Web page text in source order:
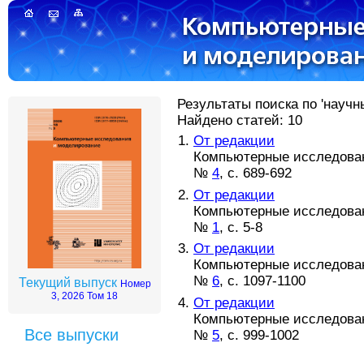
Текущий выпуск Номер
3, 2026 Том 18
Все выпуски
Результаты поиска по
Найдено статей: 10
От редакции
Компьютерные
№ 4, с. 689-692
От редакции
Компьютерные
№ 1, с. 5-8
От редакции
Компьютерные
№ 6, с. 1097-1100
От редакции
Компьютерные
№ 5, с. 999-1002